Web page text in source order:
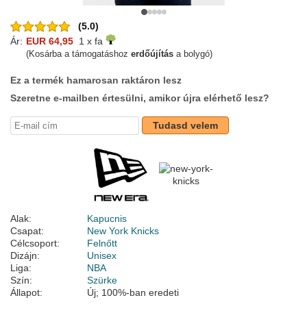
(5.0)
Ár: EUR 64,95 1 x fa
(Kosárba a támogatáshoz erdőújítás a bolygó)
Ez a termék hamarosan raktáron lesz
Szeretne e-mailben értesülni, amikor újra elérhető lesz?
Tudasd velem
Alak:
Kapucnis
Csapat:
New York Knicks
Célcsoport:
Felnőtt
Dizájn:
Unisex
Liga:
NBA
Szín:
Szürke
Állapot:
Új; 100%-ban eredeti